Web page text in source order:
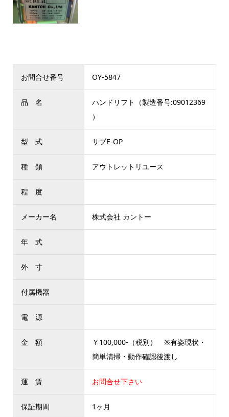
お問合せ番号 OY-5847
品 名
ハンドリフト（製造番号:09012369
）
型 式 サブE-OP
種 類 アウトレットリユース
程 度
メーカー名 株式会社 カントー
年 式
外 寸
付属機器
電 源
金 額
￥100,000-（税別） ※有姿現状・
簡単清掃・動作確認後渡し
運 賃 お問合せ下さい
保証期間 1ヶ月